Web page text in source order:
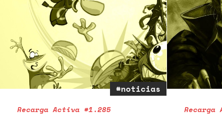
#noticias
Recarga Activa #1.285 Recarga